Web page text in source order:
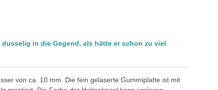
in die Gegend, als hätte er schon zu viel
von ca. 10 mm. Die fein gelaserte Gummiplatte ist mit